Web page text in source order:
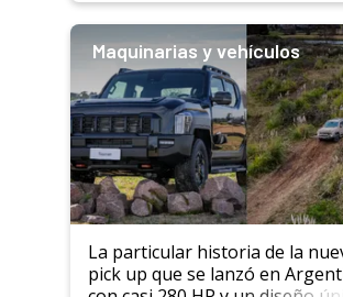
Maquinarias y vehículos
La particular historia de la
pick up que se lanzó en